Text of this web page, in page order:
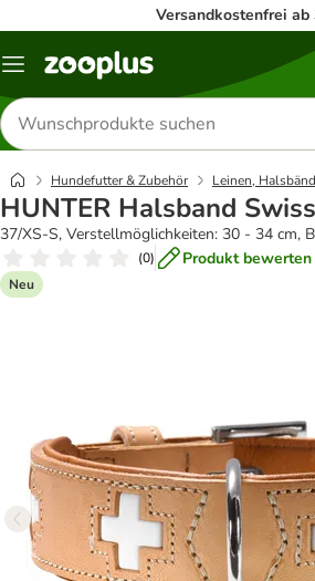
Versandkostenfrei ab
Menü
Produkte
suchen
Hundefutter & Zubehör Leinen,
HUNTER Halsband Swiss
37/XS-S, Verstellmöglichkeiten: 30 - 34 cm,
(0) Produkt bewerten
Neu